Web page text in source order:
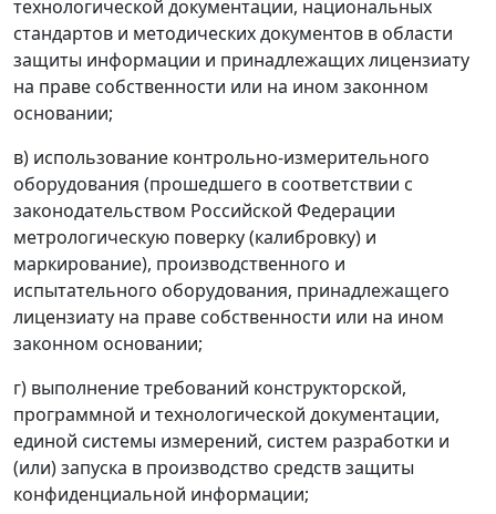
технологической документации, национальных
стандартов и методических документов в области
защиты информации и принадлежащих лицензиату
на праве собственности или на ином законном
основании;
в) использование контрольно-измерительного
оборудования (прошедшего в соответствии с
законодательством Российской Федерации
метрологическую поверку (калибровку) и
маркирование), производственного и
испытательного оборудования, принадлежащего
лицензиату на праве собственности или на ином
законном основании;
г) выполнение требований конструкторской,
программной и технологической документации,
единой системы измерений, систем разработки и
(или) запуска в производство средств защиты
конфиденциальной информации;